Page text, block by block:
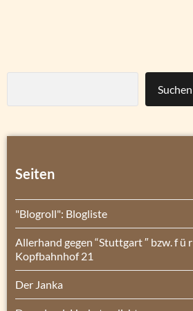
Suchen
Seiten
"Blogroll": Blogliste
Allerhand gegen “Stuttgart ″ bzw. f ü r
Kopfbahnhof 21
Der Janka